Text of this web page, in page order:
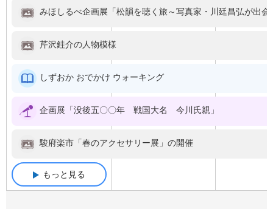
みほしるべ企画展「松韻を聴く旅～写真家・川廷昌弘が出
芹沢銈介の人物模様
しずおか おでかけ ウォーキング
企画展「没後五〇〇年 戦国大名 今川氏親」
駿府楽市「春のアクセサリー展」の開催
もっと見る